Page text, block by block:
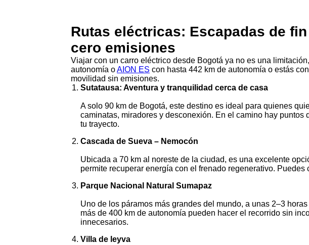
Rutas eléctricas: Escapadas de
cero emisiones
Viajar con un carro eléctrico desde Bogotá ya no es una
autonomía oAION ES con hasta 442 km de autonomía o estás
movilidad sin emisiones.
Sutatausa: Aventura y tranquilidad cerca de casa
A solo 90 km de Bogotá, este destino es ideal para quienes
caminatas, miradores y desconexión. En el camino hay
tu trayecto.
Cascada de Sueva – Nemocón
Ubicada a 70 km al noreste de la ciudad, es una excelente
permite recuperar energía con el frenado regenerativo.
Parque Nacional Natural Sumapaz
Uno de los páramos más grandes del mundo, a unas 2–3
más de 400 km de autonomía pueden hacer el recorrido sin
innecesarios.
Villa de leyva